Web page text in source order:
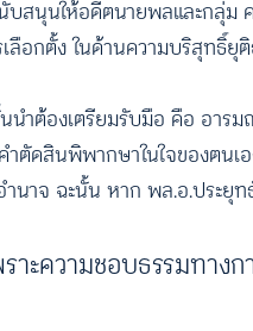
บสนุนให้อดีตนายพลและกลุ่ม
ลือกตั้ง ในด้านความบริสุทธิ์ยุ
ำต้องเตรียมรับมือ คือ อารม
ตัดสินพิพากษาในใจของตนเอ
นาจ ฉะนั้น หาก พล.อ.ประยุท
าะความชอบธรรมทางก